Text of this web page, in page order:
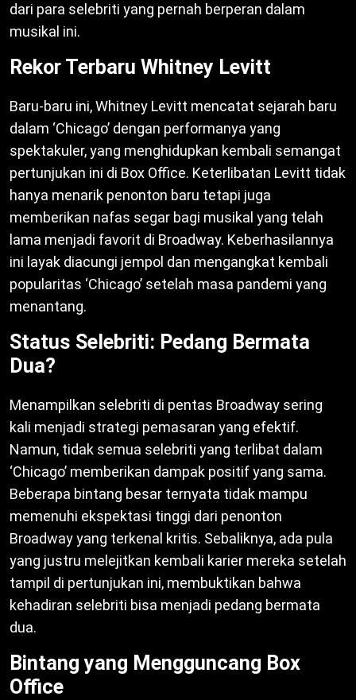
dari para selebriti yang pernah berperan dalam
musikal ini.
Rekor Terbaru Whitney Levitt
Baru-baru ini, Whitney Levitt mencatat sejarah baru
dalam ‘Chicago’ dengan performanya yang
spektakuler, yang menghidupkan kembali semangat
pertunjukan ini di Box Office. Keterlibatan Levitt tidak
hanya menarik penonton baru tetapi juga
memberikan nafas segar bagi musikal yang telah
lama menjadi favorit di Broadway. Keberhasilannya
ini layak diacungi jempol dan mengangkat kembali
popularitas ‘Chicago’ setelah masa pandemi yang
menantang.
Status Selebriti: Pedang Bermata
Dua?
Menampilkan selebriti di pentas Broadway sering
kali menjadi strategi pemasaran yang efektif.
Namun, tidak semua selebriti yang terlibat dalam
‘Chicago’ memberikan dampak positif yang sama.
Beberapa bintang besar ternyata tidak mampu
memenuhi ekspektasi tinggi dari penonton
Broadway yang terkenal kritis. Sebaliknya, ada pula
yang justru melejitkan kembali karier mereka setelah
tampil di pertunjukan ini, membuktikan bahwa
kehadiran selebriti bisa menjadi pedang bermata
dua.
Bintang yang Mengguncang Box
Office